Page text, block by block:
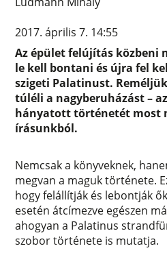
2017. április 7. 14:55
Az épület felújítás közbeni
le kell bontani és újra fel
szigeti Palatinust.
túléli a nagyberuházást –
hányatott történetét most
írásunkból.
Nemcsak a könyveknek,
megvan a maguk története.
hogy felállítják és lebontják
esetén átcímezve egészen
ahogyan a Palatinus
szobor története is mutatja.